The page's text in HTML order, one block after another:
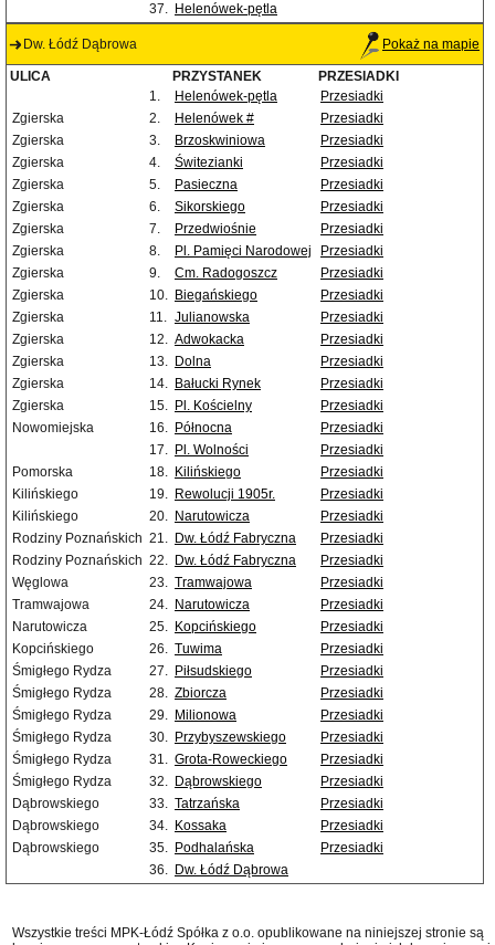
37. Helenówek-pętla
Dw. Łódź Dąbrowa Pokaż na mapie
ULICA PRZYSTANEK
PRZESIADKI
1.
Helenówek-pętla
Przesiadki
Zgierska
2. Helenówek #
Przesiadki
Zgierska
3. Brzoskwiniowa
Przesiadki
Zgierska
4. Świtezianki
Przesiadki
Zgierska
5. Pasieczna
Przesiadki
Zgierska
6. Sikorskiego
Przesiadki
Zgierska
7. Przedwiośnie
Przesiadki
Zgierska
8. Pl. Pamięci Narodowej
Przesiadki
Zgierska
9. Cm. Radogoszcz
Przesiadki
Zgierska
10. Biegańskiego
Przesiadki
Zgierska
11. Julianowska
Przesiadki
Zgierska
12. Adwokacka
Przesiadki
Zgierska
13. Dolna
Przesiadki
Zgierska
14. Bałucki Rynek
Przesiadki
Zgierska
15. Pl. Kościelny
Przesiadki
Nowomiejska
16. Północna
Przesiadki
17. Pl. Wolności
Przesiadki
Pomorska
18. Kilińskiego
Przesiadki
Kilińskiego
19. Rewolucji 1905r.
Przesiadki
Kilińskiego
20. Narutowicza
Przesiadki
Rodziny Poznańskich 21. Dw. Łódź Fabryczna
Przesiadki
Rodziny Poznańskich 22. Dw. Łódź Fabryczna
Przesiadki
Węglowa
23. Tramwajowa
Przesiadki
Tramwajowa
24. Narutowicza
Przesiadki
Narutowicza
25. Kopcińskiego
Przesiadki
Kopcińskiego
26. Tuwima
Przesiadki
Śmigłego Rydza
27. Piłsudskiego
Przesiadki
Śmigłego Rydza
28. Zbiorcza
Przesiadki
Śmigłego Rydza
29. Milionowa
Przesiadki
Śmigłego Rydza
30. Przybyszewskiego
Przesiadki
Śmigłego Rydza
31. Grota-Roweckiego
Przesiadki
Śmigłego Rydza
32. Dąbrowskiego
Przesiadki
Dąbrowskiego
33. Tatrzańska
Przesiadki
Dąbrowskiego
34. Kossaka
Przesiadki
Dąbrowskiego
35. Podhalańska
Przesiadki
36. Dw. Łódź Dąbrowa
Wszystkie treści MPK-Łódź Spółka z o.o. opublikowane na niniejszej stronie są